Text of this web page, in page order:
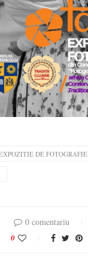
DE FOTOGRAFIE
0 comentariu
0